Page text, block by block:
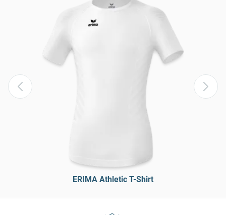
ERIMA Athletic T-Shirt